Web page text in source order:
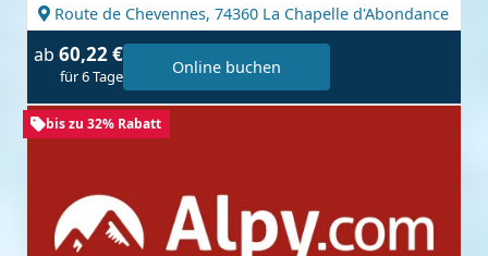
Route de Chevennes, 74360 La Chapelle d'Abondance
ab 60,22 €
für 6 Tage Online buchen
bis zu 32% Rabatt